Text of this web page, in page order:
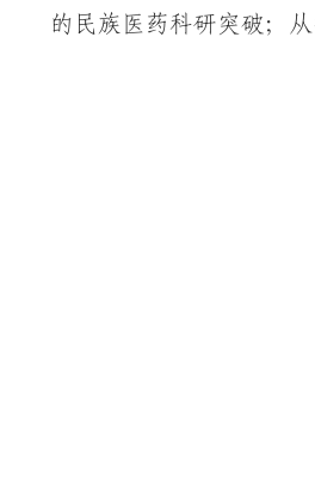
的民族医药科研突破；